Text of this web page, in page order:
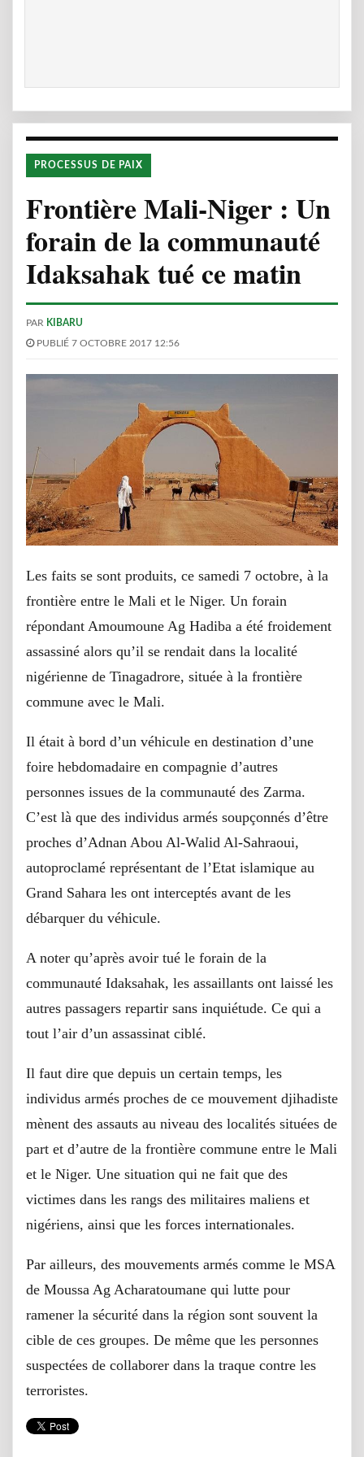
PROCESSUS DE PAIX
Frontière Mali-Niger : Un
forain de la communauté
Idaksahak tué ce matin
PAR KIBARU
PUBLIÉ 7 OCTOBRE 2017 12:56
Les faits se sont produits, ce samedi 7 octobre, à la
frontière entre le Mali et le Niger. Un forain
répondant Amoumoune Ag Hadiba a été froidement
assassiné alors qu’il se rendait dans la localité
nigérienne de Tinagadrore, située à la frontière
commune avec le Mali.
Il était à bord d’un véhicule en destination d’une
foire hebdomadaire en compagnie d’autres
personnes issues de la communauté des Zarma.
C’est là que des individus armés soupçonnés d’être
proches d’Adnan Abou Al-Walid Al-Sahraoui,
autoproclamé représentant de l’Etat islamique au
Grand Sahara les ont interceptés avant de les
débarquer du véhicule.
A noter qu’après avoir tué le forain de la
communauté Idaksahak, les assaillants ont laissé les
autres passagers repartir sans inquiétude. Ce qui a
tout l’air d’un assassinat ciblé.
Il faut dire que depuis un certain temps, les
individus armés proches de ce mouvement djihadiste
mènent des assauts au niveau des localités situées de
part et d’autre de la frontière commune entre le Mali
et le Niger. Une situation qui ne fait que des
victimes dans les rangs des militaires maliens et
nigériens, ainsi que les forces internationales.
Par ailleurs, des mouvements armés comme le MSA
de Moussa Ag Acharatoumane qui lutte pour
ramener la sécurité dans la région sont souvent la
cible de ces groupes. De même que les personnes
suspectées de collaborer dans la traque contre les
terroristes.